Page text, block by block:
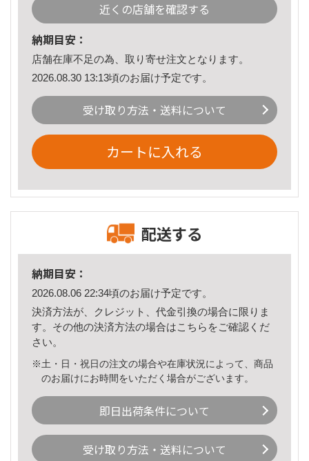
近くの店舗を確認する
納期目安：
店舗在庫不足の為、取り寄せ注文となります。
2026.08.30 13:13頃のお届け予定です。
受け取り方法・送料について
カートに入れる
配送する
納期目安：
2026.08.06 22:34頃のお届け予定です。
決済方法が、クレジット、代金引換の場合に限りま
す。その他の決済方法の場合はこちら をご確認くだ
さい。
※土・日・祝日の注文の場合や在庫状況によって、商品
のお届けにお時間をいただく場合がございます。
即日出荷条件について
受け取り方法・送料について